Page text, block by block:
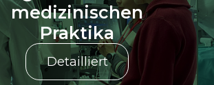
medizinischen
Praktika
Detailliert